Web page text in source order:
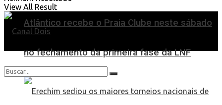
Atlântico recebe o Praia Clube neste sábado
no fechamento da primeira fase da LNF
View All Result